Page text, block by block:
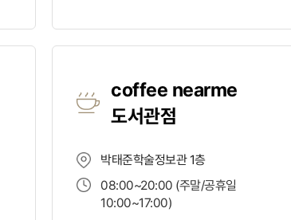
coffee nearme
도서관점
박태준학술정보관 1층
08:00~20:00 (주말/공휴일
10:00~17:00)